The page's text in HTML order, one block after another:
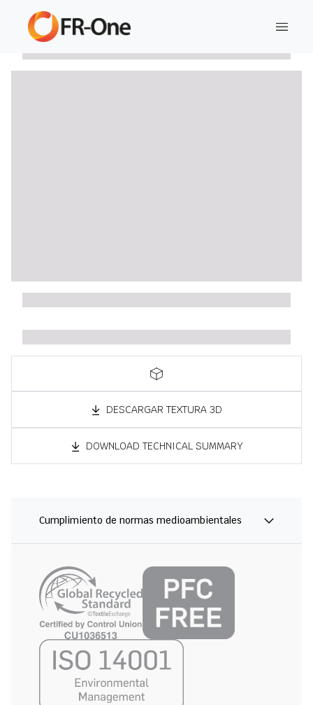
DESCARGAR TEXTURA 3D
DOWNLOAD TECHNICAL SUMMARY
Cumplimiento de normas medioambientales